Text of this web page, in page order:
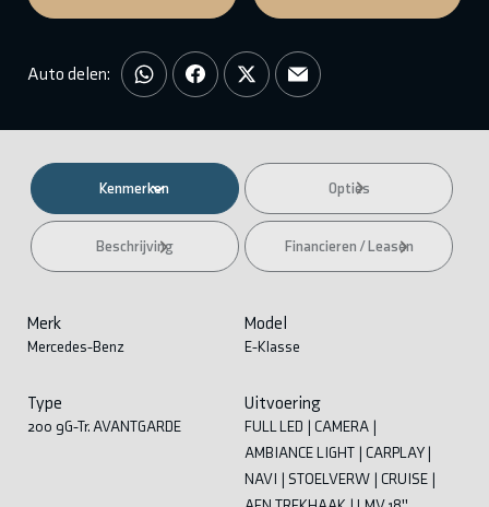
Auto delen:
Kenmerken Opties
Beschrijving Financieren / Leasen
Merk
Mercedes-Benz
Model
E-Klasse
Type
200 9G-Tr. AVANTGARDE
Uitvoering
FULL LED | CAMERA |
AMBIANCE LIGHT | CARPLAY |
NAVI | STOELVERW | CRUISE |